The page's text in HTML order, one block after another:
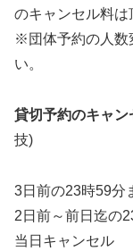
のキャンセル料は
※団体予約の人数
い。
貸切予約のキャン
技)
3日前の23時59
2日前～前日迄
当日キ